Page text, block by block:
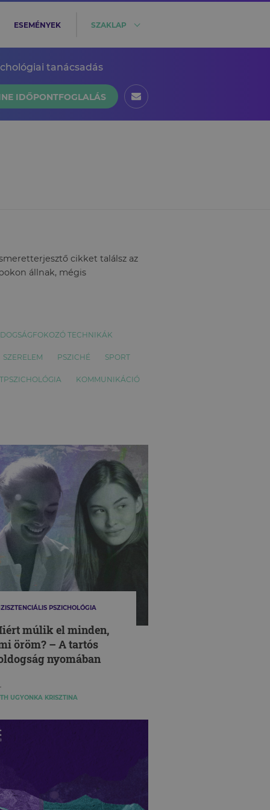
ESEMÉNYEK SZAKLAP
tanácsadás
IDŐPONTFOGLALÁS
cikket találsz az
állnak, mégis
TECHNIKÁK
SZERELEM PSZICHÉ SPORT
KOMMUNIKÁCIÓ
PSZICHOLÓGIA
múlik el minden,
öröm? – A tartós
nyomában
UGYONKA KRISZTINA